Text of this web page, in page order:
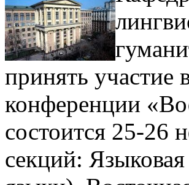
принять
конференции
состоится 25-26
секций: